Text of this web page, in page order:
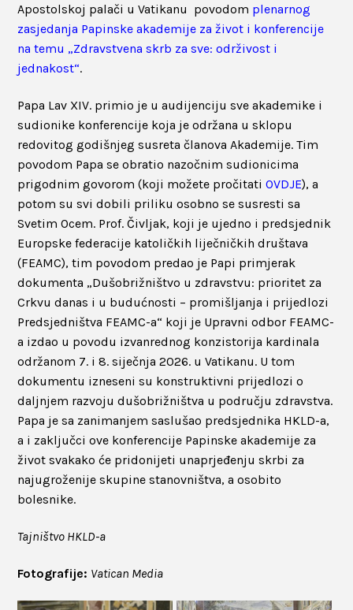
Apostolskoj palači u Vatikanu povodom plenarnog
zasjedanja Papinske akademije za život i konferencije
na temu „Zdravstvena skrb za sve: održivost i
jednakost“.
Papa Lav XIV. primio je u audijenciju sve akademike i
sudionike konferencije koja je održana u sklopu
redovitog godišnjeg susreta članova Akademije. Tim
povodom Papa se obratio nazočnim sudionicima
prigodnim govorom (koji možete pročitatiOVDJE), a
potom su svi dobili priliku osobno se susresti sa
Svetim Ocem. Prof. Čivljak, koji je ujedno i predsjednik
Europske federacije katoličkih liječničkih društava
(FEAMC), tim povodom predao je Papi primjerak
dokumenta „Dušobrižništvo u zdravstvu: prioritet za
Crkvu danas i u budućnosti – promišljanja i prijedlozi
Predsjedništva FEAMC-a“ koji je Upravni odbor FEAMC-
a izdao u povodu izvanrednog konzistorija kardinala
održanom 7. i 8. siječnja 2026. u Vatikanu. U tom
dokumentu izneseni su konstruktivni prijedlozi o
daljnjem razvoju dušobrižništva u području zdravstva.
Papa je sa zanimanjem saslušao predsjednika HKLD-a,
a i zaključci ove konferencije Papinske akademije za
život svakako će pridonijeti unaprjeđenju skrbi za
najugroženije skupine stanovništva, a osobito
bolesnike.
Tajništvo HKLD-a
Fotografije: Vatican Media